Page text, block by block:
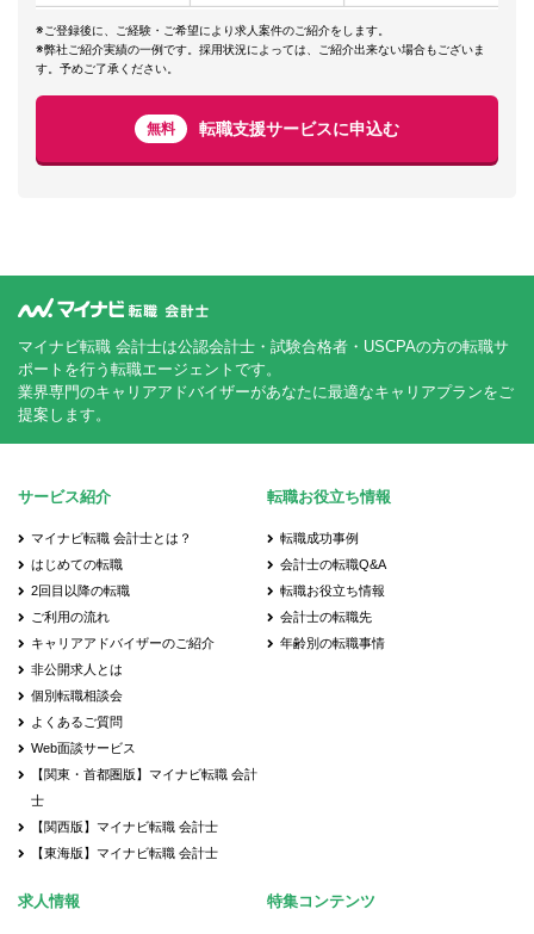
※ご登録後に、ご経験・ご希望により求人案件のご紹介をします。
※弊社ご紹介実績の一例です。採用状況によっては、ご紹介出来ない場合もございま
す。予めご了承ください。
無料 転職支援サービスに申込む
マイナビ転職 会計士は公認会計士・試験合格者・USCPAの方の転職サ
ポートを行う転職エージェントです。
業界専門のキャリアアドバイザーがあなたに最適なキャリアプランをご
提案します。
サービス紹介
マイナビ転職 会計士とは？
はじめての転職
2回目以降の転職
ご利用の流れ
キャリアアドバイザーのご紹介
非公開求人とは
個別転職相談会
よくあるご質問
Web面談サービス
【関東・首都圏版】マイナビ転職 会計
士
【関西版】マイナビ転職 会計士
【東海版】マイナビ転職 会計士
転職お役立ち情報
転職成功事例
会計士の転職Q&A
転職お役立ち情報
会計士の転職先
年齢別の転職事情
求人情報 特集コンテンツ